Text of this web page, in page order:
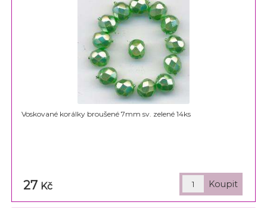
Voskované korálky broušené 7mm sv. zelené 14ks
27 Kč